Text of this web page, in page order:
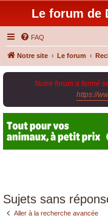
Le forum de
FAQ
Notre site Le forum
Notre forum a fermé
https://
Sujets sans
Aller à la recherche avancée